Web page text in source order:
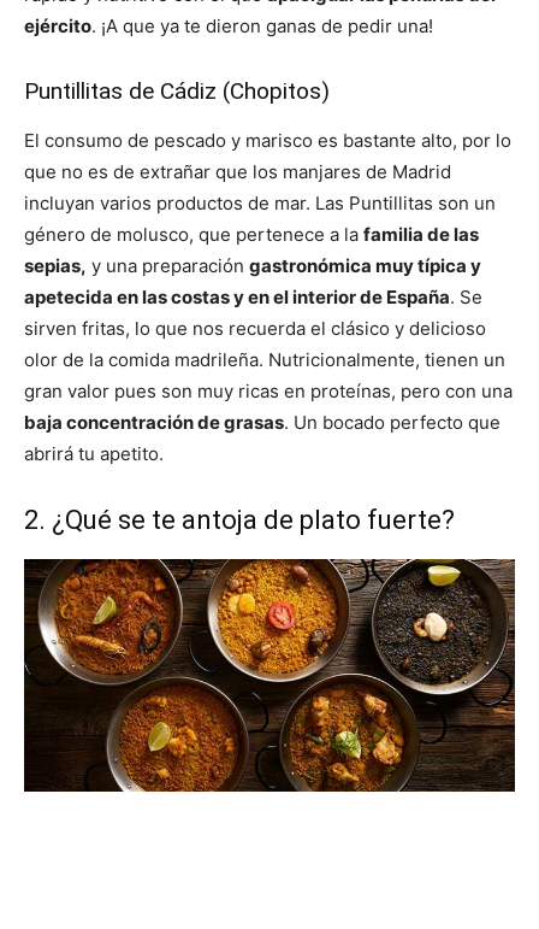
ejército. ¡A que ya te dieron ganas de pedir una!
Puntillitas de Cádiz (Chopitos)
El consumo de pescado y marisco es bastante alto, por lo
que no es de extrañar que los manjares de Madrid
incluyan varios productos de mar. Las Puntillitas son un
género de molusco, que pertenece a la familia de las
sepias, y una preparación gastronómica muy típica y
apetecida en las costas y en el interior de España. Se
sirven fritas, lo que nos recuerda el clásico y delicioso
olor de la comida madrileña. Nutricionalmente, tienen un
gran valor pues son muy ricas en proteínas, pero con una
baja concentración de grasas. Un bocado perfecto que
abrirá tu apetito.
2. ¿Qué se te antoja de plato fuerte?